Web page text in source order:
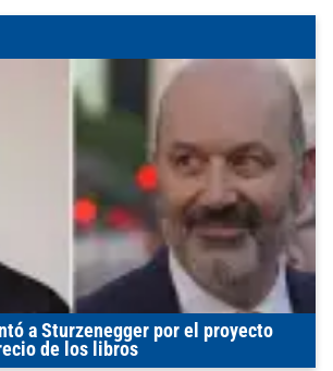
a Sturzenegger por el proyecto
de los libros